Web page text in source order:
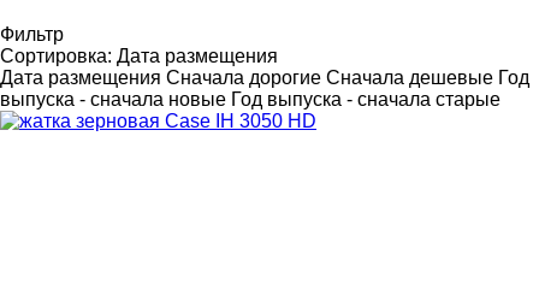
Фильтр
Сортировка: Дата размещения
Дата размещения Сначала дорогие Сначала дешевые Год
выпуска - сначала новые Год выпуска - сначала старые